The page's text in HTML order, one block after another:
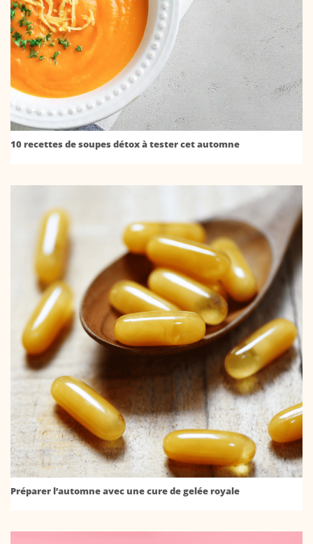
10 recettes de soupes détox à tester cet automne
Préparer l’automne avec une cure de gelée royale